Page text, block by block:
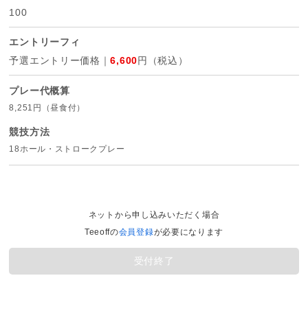
100
エントリーフィ
予選エントリー価格｜6,600円（税込）
プレー代概算
8,251円（昼食付）
競技方法
18ホール・ストロークプレー
ネットから申し込みいただく場合
Teeoffの会員登録が必要になります
受付終了